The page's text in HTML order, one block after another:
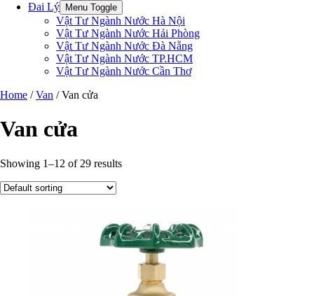
Đai Lý
Menu Toggle
Vật Tư Ngành Nước Hà Nội
Vật Tư Ngành Nước Hải Phòng
Vật Tư Ngành Nước Đà Nẵng
Vật Tư Ngành Nước TP.HCM
Vật Tư Ngành Nước Cần Thơ
Home /Van / Van cửa
Van cửa
Showing 1–12 of 29 results